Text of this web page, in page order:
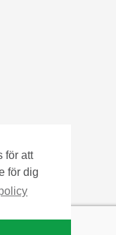
för att
för dig